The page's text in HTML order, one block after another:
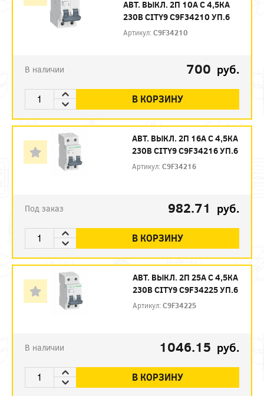
АВТ. ВЫКЛ. 2П 10А С 4,5КА
230В CITY9 C9F34210 УП.6
Артикул:C9F34210
В наличии 700 руб.
В КОРЗИНУ
АВТ. ВЫКЛ. 2П 16А С 4,5КА
230В CITY9 C9F34216 УП.6
Артикул:C9F34216
Под заказ 982.71 руб.
В КОРЗИНУ
АВТ. ВЫКЛ. 2П 25А С 4,5КА
230В CITY9 C9F34225 УП.6
Артикул:C9F34225
В наличии 1046.15 руб.
В КОРЗИНУ